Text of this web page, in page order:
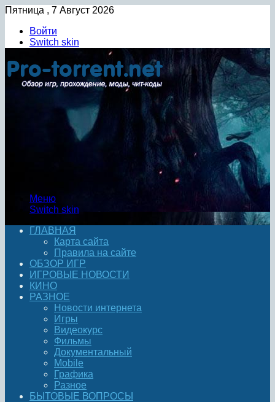
Пятница , 7 Август 2026
Войти
Switch skin
Меню
Switch skin
ГЛАВНАЯ
Карта сайта
Правила на сайте
ОБЗОР ИГР
ИГРОВЫЕ НОВОСТИ
КИНО
РАЗНОЕ
Новости интернета
Игры
Видеокурс
Фильмы
Документальный
Mobile
Графика
Разное
БЫТОВЫЕ ВОПРОСЫ